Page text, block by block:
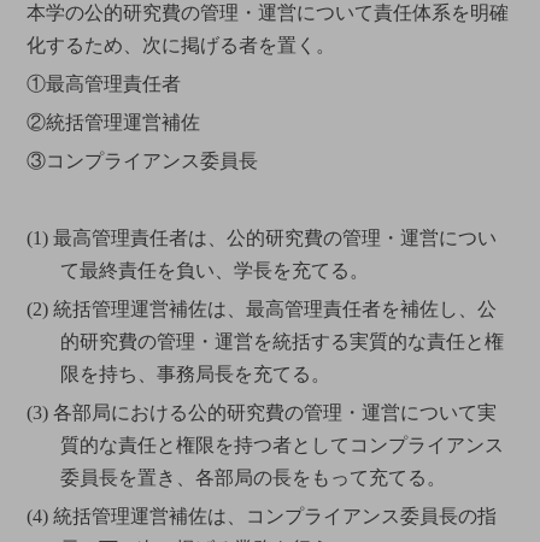
本学の公的研究費の管理・運営について責任体系を明確
化するため、次に掲げる者を置く。
①最高管理責任者
②統括管理運営補佐
③コンプライアンス委員長
(1) 最高管理責任者は、公的研究費の管理・運営につい
て最終責任を負い、学長を充てる。
(2) 統括管理運営補佐は、最高管理責任者を補佐し、公
的研究費の管理・運営を統括する実質的な責任と権
限を持ち、事務局長を充てる。
(3) 各部局における公的研究費の管理・運営について実
質的な責任と権限を持つ者としてコンプライアンス
委員長を置き、各部局の長をもって充てる。
(4) 統括管理運営補佐は、コンプライアンス委員長の指